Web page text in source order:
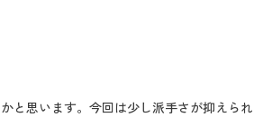
思います。今回は少し派手さが抑えら